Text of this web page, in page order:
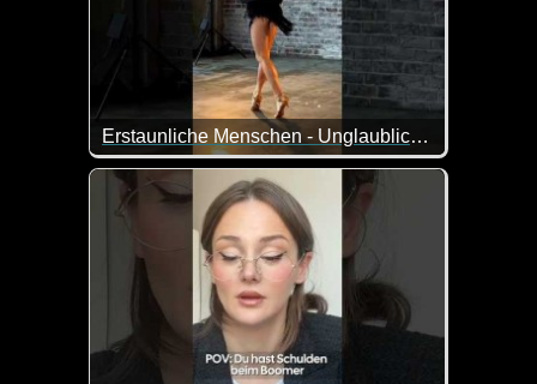
Erstaunliche Menschen - Unglaubliche Fähigkeiten